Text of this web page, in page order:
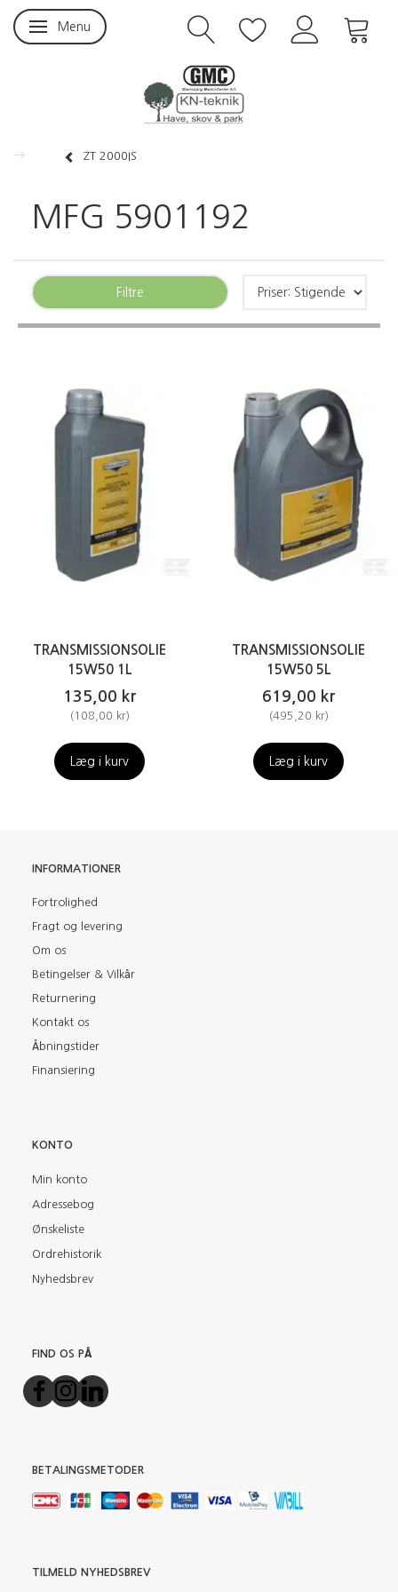
Skifte navigation
Menu
ZT 2000IS
MFG 5901192
Filtre
TRANSMISSIONSOLIE
15W50 1L
135,00 kr
(108,00 kr)
Læg i kurv
TRANSMISSIONSOLIE
15W50 5L
619,00 kr
(495,20 kr)
Læg i kurv
INFORMATIONER
Fortrolighed
Fragt og levering
Om os
Betingelser & Vilkår
Returnering
Kontakt os
Åbningstider
Finansiering
KONTO
Min konto
Adressebog
Ønskeliste
Ordrehistorik
Nyhedsbrev
FIND OS PÅ
BETALINGSMETODER
TILMELD NYHEDSBREV